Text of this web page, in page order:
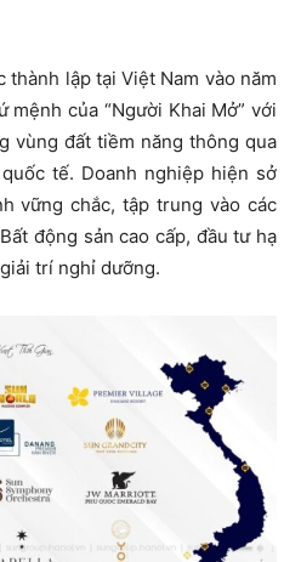
thành lập tại Việt Nam vào năm
của “Người Khai Mở” với
vùng đất tiềm năng thông qua
tế. Doanh nghiệp hiện sở
vững chắc, tập trung vào các
động sản cao cấp, đầu tư hạ
trí nghỉ dưỡng.